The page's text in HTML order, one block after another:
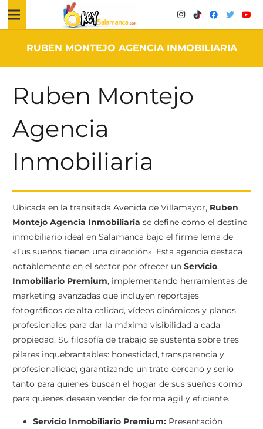
RUBEN MONTEJO AGENCIA INMOBILIARIA
Ruben Montejo
Agencia
Inmobiliaria
Ubicada en la transitada Avenida de Villamayor, Ruben
Montejo Agencia Inmobiliaria se define como el destino
inmobiliario ideal en Salamanca bajo el firme lema de
«Tus sueños tienen una dirección». Esta agencia destaca
notablemente en el sector por ofrecer un Servicio
Inmobiliario Premium, implementando herramientas de
marketing avanzadas que incluyen reportajes
fotográficos de alta calidad, vídeos dinámicos y planos
profesionales para dar la máxima visibilidad a cada
propiedad. Su filosofía de trabajo se sustenta sobre tres
pilares inquebrantables: honestidad, transparencia y
profesionalidad, garantizando un trato cercano y serio
tanto para quienes buscan el hogar de sus sueños como
para quienes desean vender de forma ágil y eficiente.
Servicio Inmobiliario Premium: Presentación